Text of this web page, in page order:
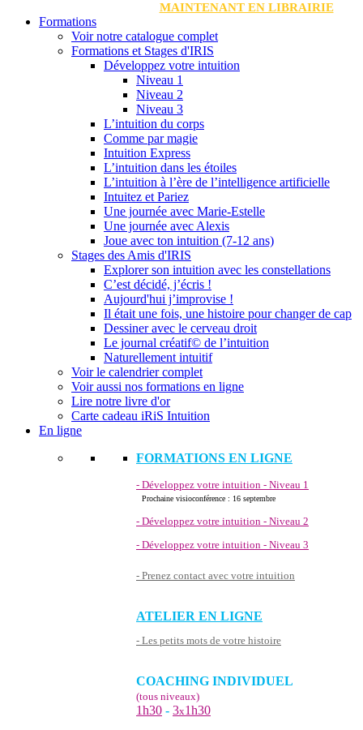
MAINTENANT EN LIBRAIRIE
Formations
Voir notre catalogue complet
Formations et Stages d'IRIS
Développez votre intuition
Niveau 1
Niveau 2
Niveau 3
L’intuition du corps
Comme par magie
Intuition Express
L’intuition dans les étoiles
L’intuition à l’ère de l’intelligence artificielle
Intuitez et Pariez
Une journée avec Marie-Estelle
Une journée avec Alexis
Joue avec ton intuition (7-12 ans)
Stages des Amis d'IRIS
Explorer son intuition avec les constellations
C’est décidé, j’écris !
Aujourd'hui j’improvise !
Il était une fois, une histoire pour changer de cap
Dessiner avec le cerveau droit
Le journal créatif© de l’intuition
Naturellement intuitif
Voir le calendrier complet
Voir aussi nos formations en ligne
Lire notre livre d'or
Carte cadeau iRiS Intuition
En ligne
FORMATIONS EN LIGNE
- Développez votre intuition - Niveau 1
Prochaine visioconférence : 16 septembre
- Développez votre intuition - Niveau 2
- Développez votre intuition - Niveau 3
- Prenez contact avec votre intuition
ATELIER EN LIGNE
- Les petits mots de votre histoire
COACHING INDIVIDUEL
(tous niveaux)
1h30 - 3x1h30